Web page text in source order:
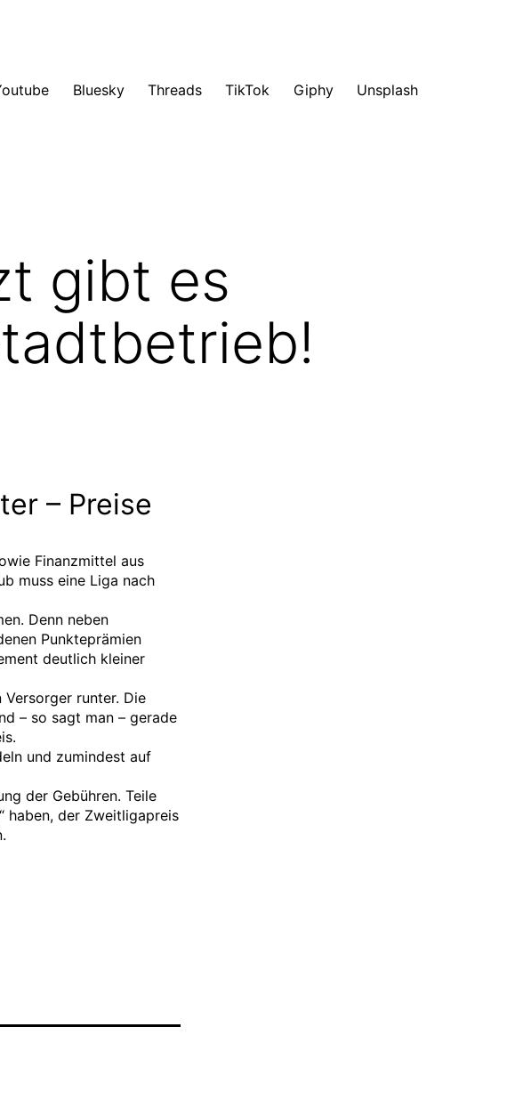
Bluesky Threads TikTok Giphy Unsplash
gibt es
– Preise
Finanzmittel aus
muss eine Liga nach
Denn neben
Punkteprämien
deutlich kleiner
runter. Die
– so sagt man – gerade
und zumindest auf
der Gebühren. Teile
haben, der Zweitligapreis